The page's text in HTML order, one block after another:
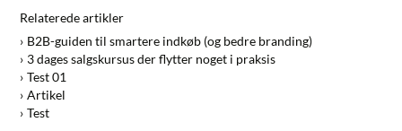
Relaterede artikler
B2B-guiden til smartere indkøb (og bedre branding)
3 dages salgskursus der flytter noget i praksis
Test 01
Artikel
Test